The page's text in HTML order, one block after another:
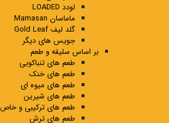
لودد LOADED
ماماسان Mamasan
گلد لیف Gold Leaf
جویس های دیگر
بر اساس سلیقه و طعم
طعم های تنباکویی
طعم های خنک
طعم های میوه ای
طعم های شیرین
طعم های ترکیبی و خاص
طعم های ترش